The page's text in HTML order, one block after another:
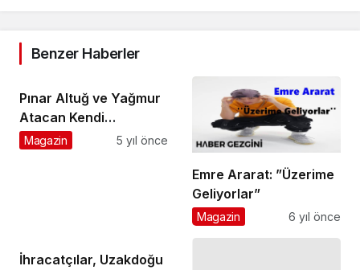
Benzer Haberler
Pınar Altuğ ve Yağmur
Atacan Kendi
Canavarını Yarattı!
Magazin 5 yıl önce
Emre Ararat: ”Üzerime
Geliyorlar”
Magazin 6 yıl önce
İhracatçılar, Uzakdoğu